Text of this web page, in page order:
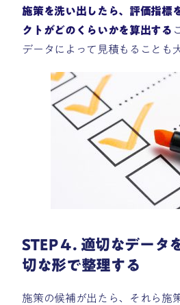
施策を洗い出したら、評価指標
クトがどのくらいかを算出する
データによって見積もることも
STEP４. 適切なデータ
切な形で整理する
施策の候補が出たら、それら施